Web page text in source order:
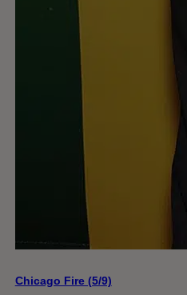
Chicago Fire (5/9)